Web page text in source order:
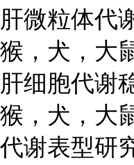
肝微粒体代
猴，犬，大
肝细胞代谢
猴，犬，大
代谢表型研